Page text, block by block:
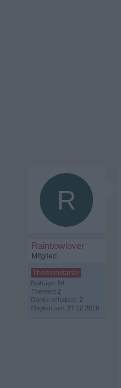
R
Rainbowlover
Mitglied
Beiträge: 54
Themen: 2
Danke erhalten: 2
Mitglied seit: 27.12.2019